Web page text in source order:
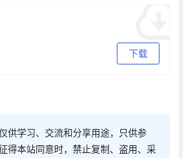
下载
供学习、交流和分享用途，只供参
得本站同意时，禁止复制、盗用、采